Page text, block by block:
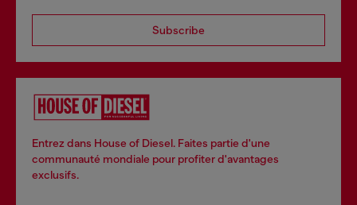
Subscribe
Entrez dans House of Diesel. Faites partie d'une
communauté mondiale pour profiter d'avantages
exclusifs.